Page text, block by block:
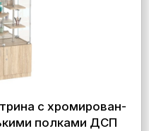
с хромирован-
полками ДСП